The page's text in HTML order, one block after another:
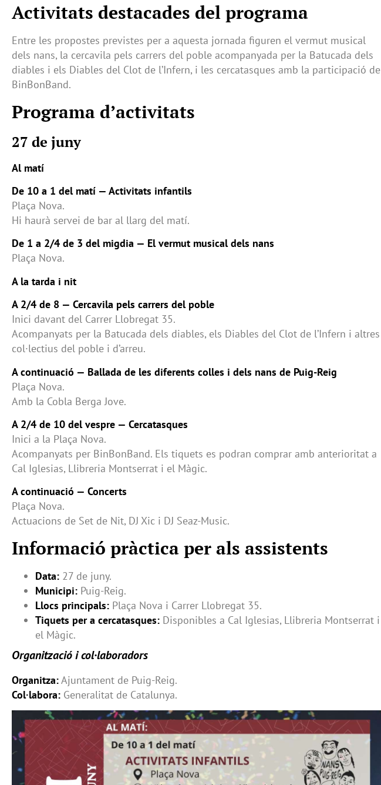
Activitats destacades del programa
Entre les propostes previstes per a aquesta jornada figuren el vermut musical
dels nans, la cercavila pels carrers del poble acompanyada per la Batucada dels
diables i els Diables del Clot de l’Infern, i les cercatasques amb la participació de
BinBonBand.
Programa d’activitats
27 de juny
Al matí
De 10 a 1 del matí — Activitats infantils
Plaça Nova.
Hi haurà servei de bar al llarg del matí.
De 1 a 2/4 de 3 del migdia — El vermut musical dels nans
Plaça Nova.
A la tarda i nit
A 2/4 de 8 — Cercavila pels carrers del poble
Inici davant del Carrer Llobregat 35.
Acompanyats per la Batucada dels diables, els Diables del Clot de l’Infern i altres
col·lectius del poble i d’arreu.
A continuació — Ballada de les diferents colles i dels nans de Puig-Reig
Plaça Nova.
Amb la Cobla Berga Jove.
A 2/4 de 10 del vespre — Cercatasques
Inici a la Plaça Nova.
Acompanyats per BinBonBand. Els tiquets es podran comprar amb anterioritat a
Cal Iglesias, Llibreria Montserrat i el Màgic.
A continuació — Concerts
Plaça Nova.
Actuacions de Set de Nit, DJ Xic i DJ Seaz-Music.
Informació pràctica per als assistents
Data: 27 de juny.
Municipi: Puig-Reig.
Llocs principals: Plaça Nova i Carrer Llobregat 35.
Tiquets per a cercatasques: Disponibles a Cal Iglesias, Llibreria Montserrat i
el Màgic.
Organització i col·laboradors
Organitza:Ajuntament de Puig-Reig.
Col·labora: Generalitat de Catalunya.